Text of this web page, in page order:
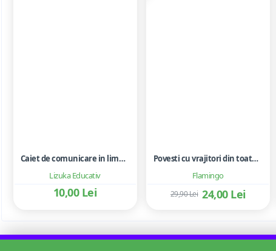
Lizuka Educativ
Caiet de comunicare in limba romana pentru clasele pregatitoare - Achim Monica, Dimancea Florentina, Putineanu Isabella
10,00 Lei
Flamingo
Povesti cu vrajitori din toata lumea
24,00 Lei
29,90 Lei